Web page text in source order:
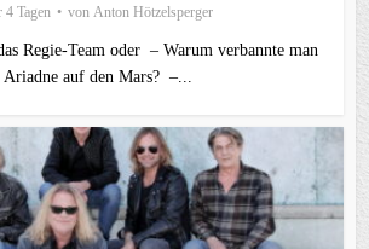
4 Tagen von Anton Hötzelsperger
Regie-Team oder – Warum verbannte man
Ariadne auf den Mars? –...